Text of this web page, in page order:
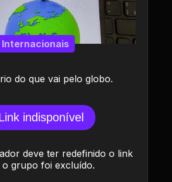
do que vai pelo globo.
indisponível
deve ter redefinido o link
grupo foi excluído.